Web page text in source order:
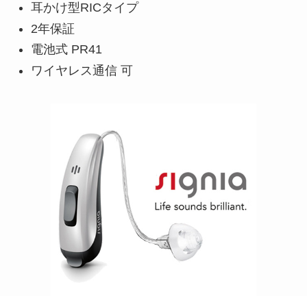
耳かけ型RICタイプ
2年保証
電池式 PR41
ワイヤレス通信 可